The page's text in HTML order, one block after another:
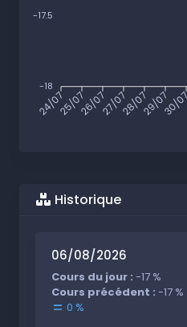
-17.5
-18
24/0725/0726/0727/0728/0729/0730/
Historique
06/08/2026
Cours du jour : -17 %
Cours précédent : -17 %
0 %